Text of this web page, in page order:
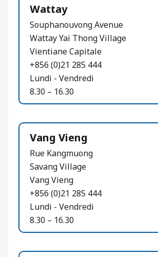
Wattay
Souphanouvong Avenue
Wattay Yai Thong Village
Vientiane Capitale
+856 (0)21 285 444
Lundi - Vendredi
8.30 – 16.30
Vang Vieng
Rue Kangmuong
Savang Village
Vang Vieng
+856 (0)21 285 444
Lundi - Vendredi
8.30 – 16.30